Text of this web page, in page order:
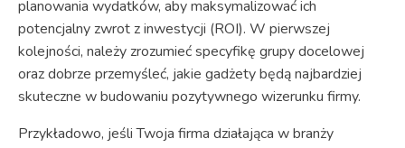
planowania wydatków, aby maksymalizować ich
potencjalny zwrot z inwestycji (ROI). W pierwszej
kolejności, należy zrozumieć specyfikę grupy docelowej
oraz dobrze przemyśleć, jakie gadżety będą najbardziej
skuteczne w budowaniu pozytywnego wizerunku firmy.
Przykładowo, jeśli Twoja firma działająca w branży